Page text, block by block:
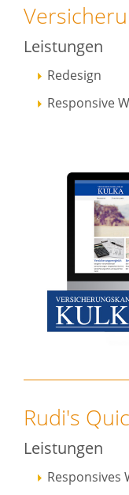
Leistungen
Redesign
Responsive
Rudi's
Leistungen
Responsives